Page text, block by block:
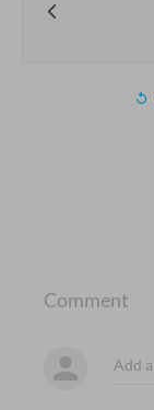
Comment